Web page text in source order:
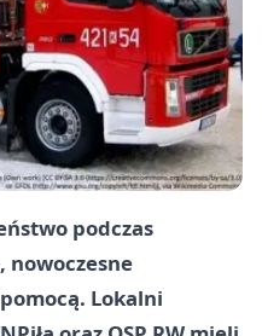
podczas
nowoczesne
Lokalni